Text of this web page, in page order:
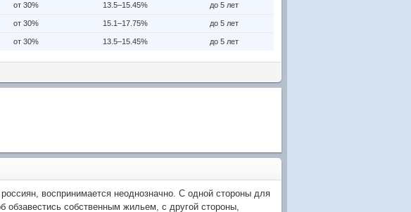
от 30% 13.5–15.45% до 5 лет
от 30% 15.1–17.75% до 5 лет
от 30% 13.5–15.45% до 5 лет
воспринимается неоднозначно. С одной стороны для
обзавестись собственным жильем, с другой стороны,